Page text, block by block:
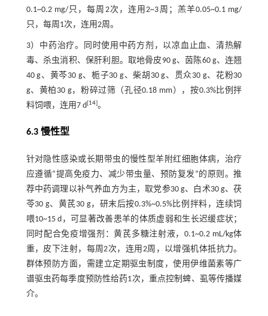
0.1~0.2 mg/只，每周2次，连用2~3周；羔羊0.05~0.1 mg/
只，每周1次，连用2周。
3）中药治疗。同时使用中药方剂，以凉血止血、清热解
毒、杀虫消积、保肝利胆。取地骨皮90 g、茵陈60 g、连翘
40 g、黄芩30 g、栀子30 g、柴胡30 g、贯众30 g、花粉30
g、黄柏30 g，粉碎过筛（孔径0.18 mm），按0.3%比例拌
料饲喂，连用7 d[14]。
6.3 慢性型
针对隐性感染或长期带虫的慢性型羊附红细胞体病，治疗
应遵循“提高免疫力、减少带虫量、预防复发”的原则。推
荐中药调理以补气养血方为主，取党参30 g、白术30 g、茯
苓30 g、黄芪30 g，研末后按0.3%~0.5%比例拌料，连续饲
喂10~15 d，可显著改善患羊的体质虚弱和生长迟缓症状；
同时配合免疫增强剂：黄芪多糖注射液，0.1~0.2 mL/kg体
重，皮下注射，每周2次，连用2周，以增强机体抵抗力。
群体预防方面，需建立定期驱虫制度，使用伊维菌素等广
谱驱虫药每季度预防性给药1次，重点控制蜱、虱等传播媒
介。